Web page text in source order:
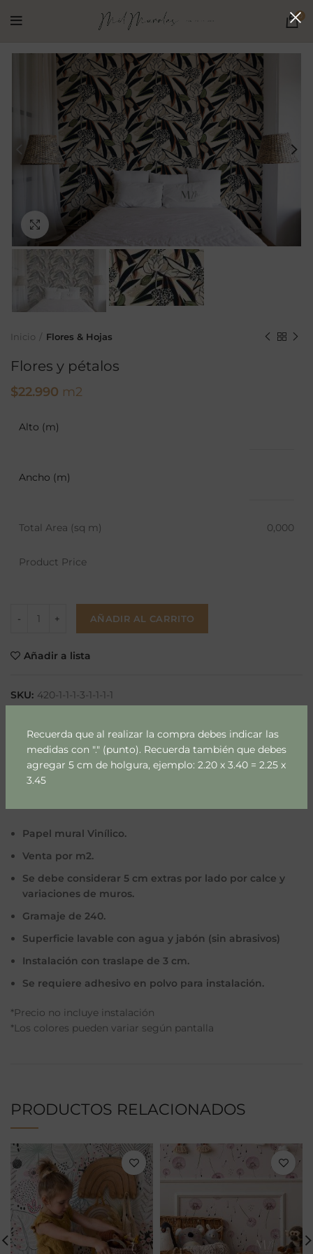
Recuerda que al realizar la compra debes indicar las
medidas con "." (punto). Recuerda también que debes
agregar 5 cm de holgura, ejemplo: 2.20 x 3.40 = 2.25 x
3.45
0
Ampliar
Inicio Flores & Hojas
Flores y pétalos
$22.990 m2
Alto (m)
Ancho (m)
Total Area (sq m) 0,000
Product Price
AÑADIR AL CARRITO
Añadir a lista
SKU: 420-1-1-1-3-1-1-1-1
Papel mural Vinílico.
Venta por m2.
Se debe considerar 5 cm extras por lado por calce y
variaciones de muros.
Gramaje de 240.
Superficie lavable con agua y jabón (sin abrasivos)
Instalación con traslape de 3 cm.
Se requiere adhesivo en polvo para instalación.
*Precio no incluye instalación
*Los colores pueden variar según pantalla
PRODUCTOS RELACIONADOS